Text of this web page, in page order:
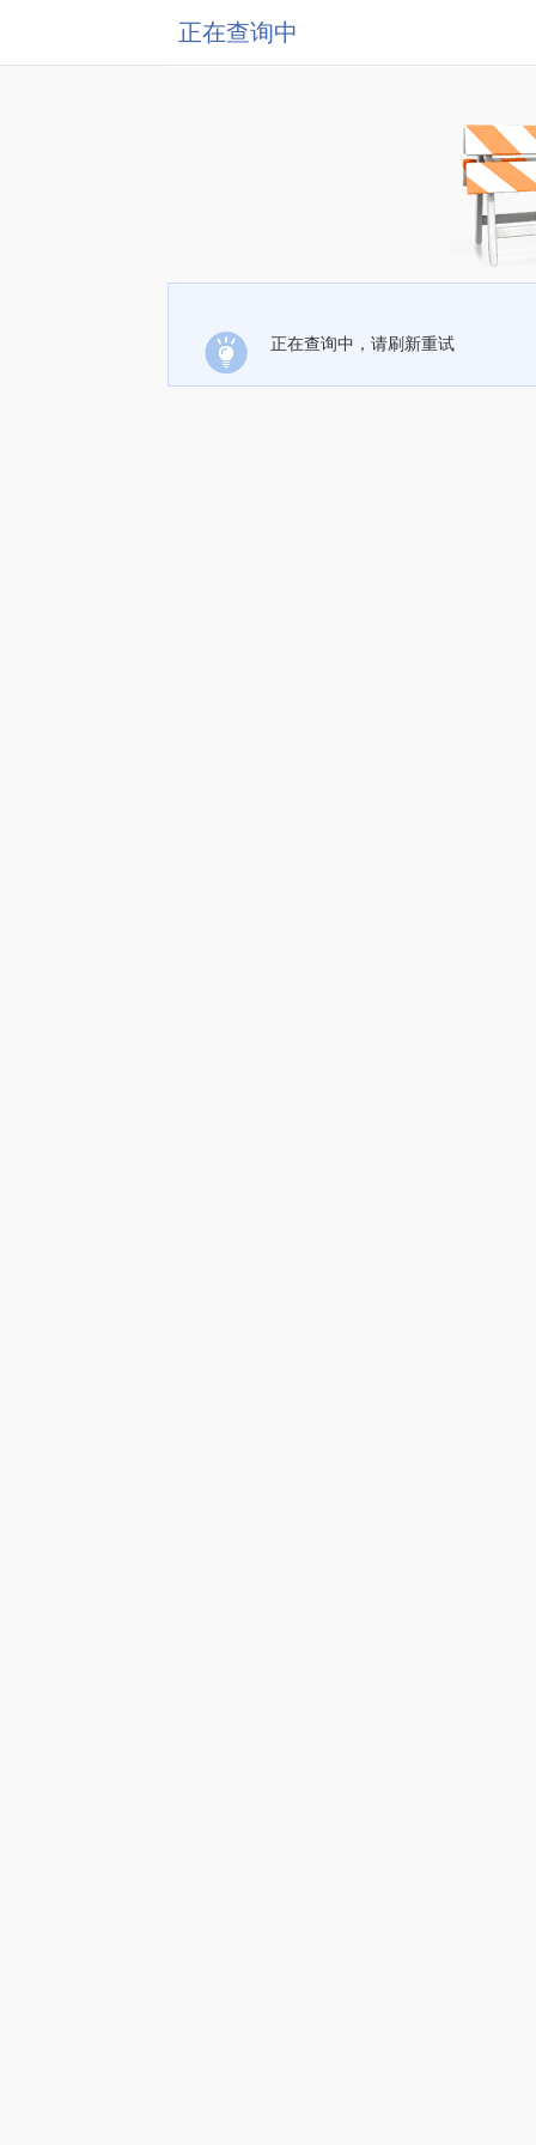
正在查询中
正在查询中，请刷新重试